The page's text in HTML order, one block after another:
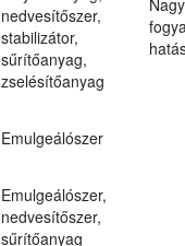
nedvesítőszer,
stabilizátor,
sűrítőanyag,
zselésítőanyag
Emulgeálószer
Emulgeálószer,
nedvesítőszer,
sűrítőanyag